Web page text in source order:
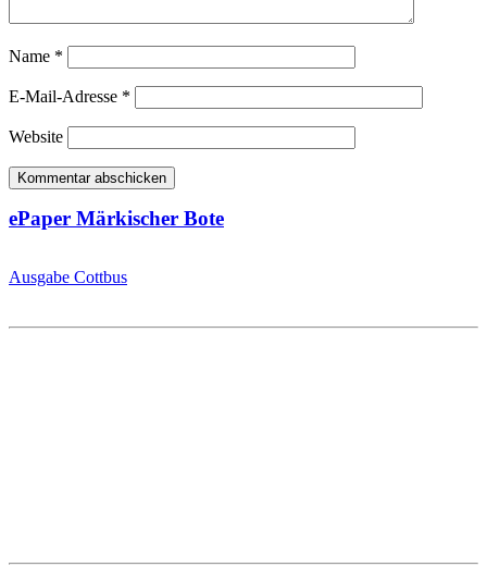
Name *
E-Mail-Adresse *
Website
ePaper Märkischer Bote
Ausgabe Cottbus